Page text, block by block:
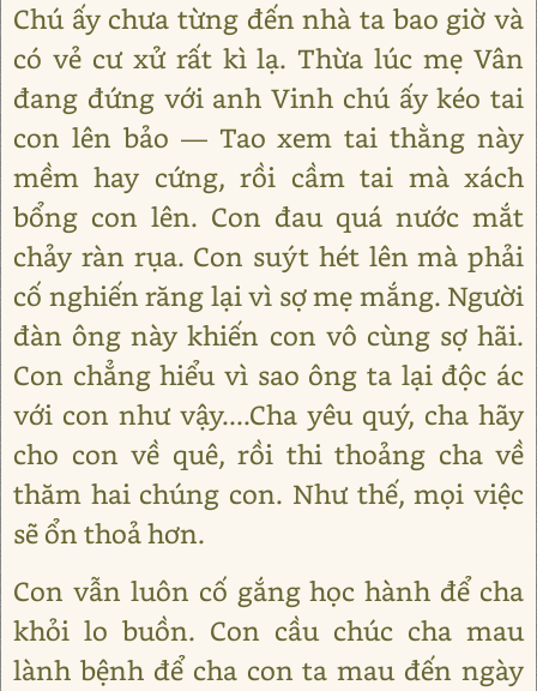
Chú ấy chưa từng đến nhà ta bao giờ và
có vẻ cư xử rất kì lạ. Thừa lúc mẹ Vân
đang đứng với anh Vinh chú ấy kéo tai
con lên bảo ― Tao xem tai thằng này
mềm hay cứng, rồi cầm tai mà xách
bổng con lên. Con đau quá nước mắt
chảy ràn rụa. Con suýt hét lên mà phải
cố nghiến răng lại vì sợ mẹ mắng. Người
đàn ông này khiến con vô cùng sợ hãi.
Con chẳng hiểu vì sao ông ta lại độc ác
với con như vậy....Cha yêu quý, cha hãy
cho con về quê, rồi thi thoảng cha về
thăm hai chúng con. Như thế, mọi việc
sẽ ổn thoả hơn.
Con vẫn luôn cố gắng học hành để cha
khỏi lo buồn. Con cầu chúc cha mau
lành bệnh để cha con ta mau đến ngày